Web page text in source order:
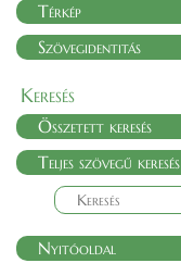
Térkép
Szövegidentitás
Keresés
Összetett keresés
Teljes szövegű keresés
Nyitóoldal